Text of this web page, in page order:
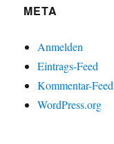
META
Anmelden
Eintrags-Feed
Kommentar-Feed
WordPress.org